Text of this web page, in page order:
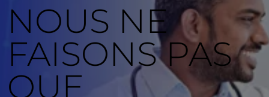
NOUS NE
FAISONS PAS
QUE